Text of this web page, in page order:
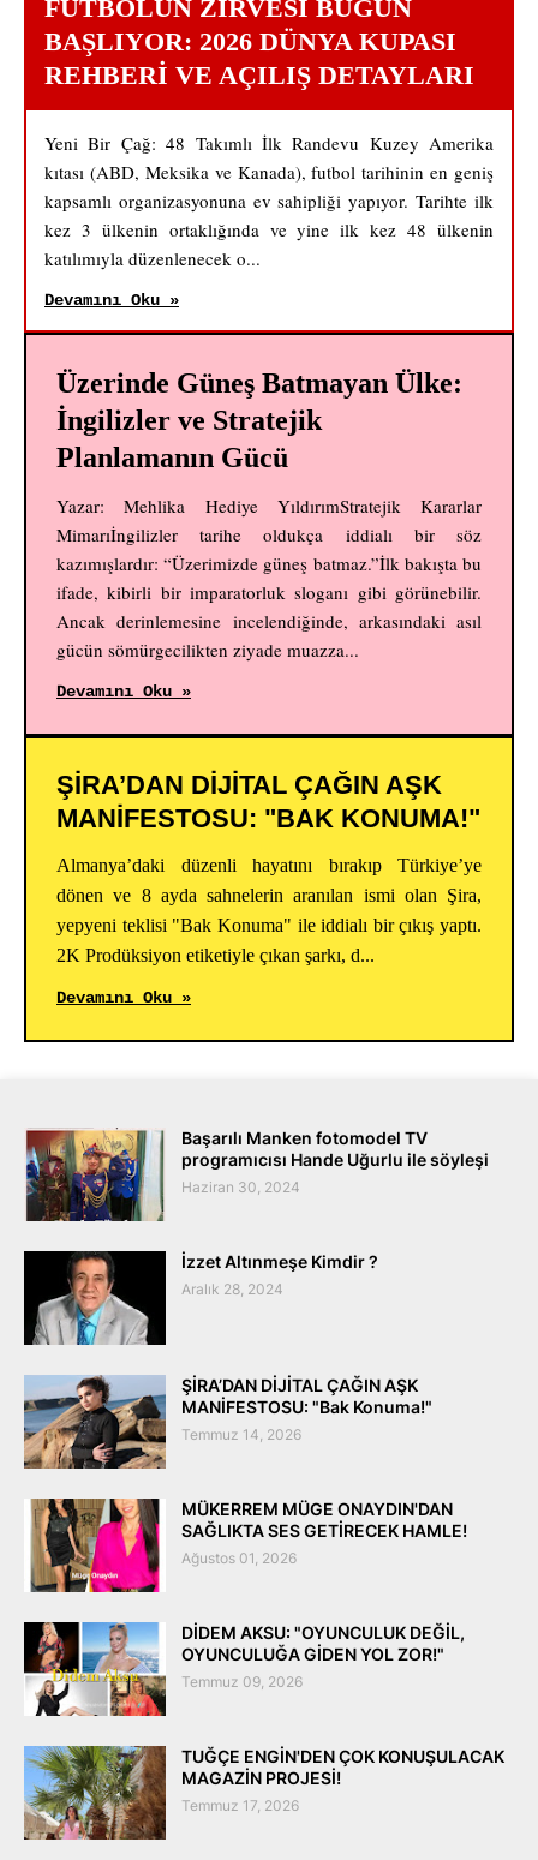
FUTBOLUN ZIRVESI BUGÜN
BAŞLIYOR: 2026 DÜNYA KUPASI
REHBERI VE AÇILIŞ DETAYLARI
Yeni Bir Çağ: 48 Takımlı İlk Randevu Kuzey Amerika
kıtası (ABD, Meksika ve Kanada), futbol tarihinin en geniş
kapsamlı organizasyonuna ev sahipliği yapıyor. Tarihte ilk
kez 3 ülkenin ortaklığında ve yine ilk kez 48 ülkenin
katılımıyla düzenlenecek o...
Devamını Oku »
Üzerinde Güneş Batmayan Ülke:
İngilizler ve Stratejik
Planlamanın Gücü
Yazar: Mehlika Hediye YıldırımStratejik Kararlar
Mimarıİngilizler tarihe oldukça iddialı bir söz
kazımışlardır: “Üzerimizde güneş batmaz.”İlk bakışta bu
ifade, kibirli bir imparatorluk sloganı gibi görünebilir.
Ancak derinlemesine incelendiğinde, arkasındaki asıl
gücün sömürgecilikten ziyade muazza...
Devamını Oku »
ŞİRA’DAN DİJİTAL ÇAĞIN AŞK
MANİFESTOSU: "BAK KONUMA!"
Almanya’daki düzenli hayatını bırakıp Türkiye’ye
dönen ve 8 ayda sahnelerin aranılan ismi olan Şira,
yepyeni teklisi "Bak Konuma" ile iddialı bir çıkış yaptı.
2K Prodüksiyon etiketiyle çıkan şarkı, d...
Devamını Oku »
Başarılı Manken fotomodel TV
programıcısı Hande Uğurlu ile söyleşi
Haziran 30, 2024
İzzet Altınmeşe Kimdir ?
Aralık 28, 2024
ŞİRA’DAN DİJİTAL ÇAĞIN AŞK
MANİFESTOSU: "Bak Konuma!"
Temmuz 14, 2026
MÜKERREM MÜGE ONAYDIN'DAN
SAĞLIKTA SES GETİRECEK HAMLE!
Ağustos 01, 2026
DİDEM AKSU: "OYUNCULUK DEĞİL,
OYUNCULUĞA GİDEN YOL ZOR!"
Temmuz 09, 2026
TUĞÇE ENGİN'DEN ÇOK KONUŞULACAK
MAGAZİN PROJESİ!
Temmuz 17, 2026